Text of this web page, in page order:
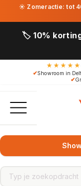
☀ Zomeractie: tot
🏷️ 10%
★★★★★
✔Showroom in
✔